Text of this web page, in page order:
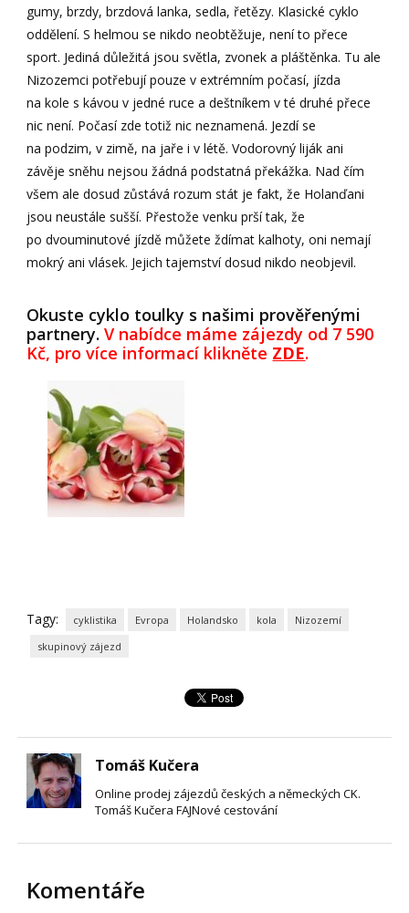
gumy, brzdy, brzdová lanka, sedla, řetězy. Klasické cyklo
oddělení. S helmou se nikdo neobtěžuje, není to přece
sport. Jediná důležitá jsou světla, zvonek a pláštěnka. Tu ale
Nizozemci potřebují pouze v extrémním počasí, jízda
na kole s kávou v jedné ruce a deštníkem v té druhé přece
nic není. Počasí zde totiž nic neznamená. Jezdí se
na podzim, v zimě, na jaře i v létě. Vodorovný liják ani
závěje sněhu nejsou žádná podstatná překážka. Nad čím
všem ale dosud zůstává rozum stát je fakt, že Holanďani
jsou neustále sušší. Přestože venku prší tak, že
po dvouminutové jízdě můžete ždímat kalhoty, oni nemají
mokrý ani vlásek. Jejich tajemství dosud nikdo neobjevil.
Okuste cyklo toulky s našimi prověřenými
partnery.V nabídce máme zájezdy od 7 590
Kč, pro více informací klikněte ZDE.
Tagy: cyklistika Evropa Holandsko kola
Nizozemí
skupinový zájezd
Tomáš Kučera
Online prodej zájezdů českých a německých CK.
Tomáš Kučera FAJNové cestování
Komentáře